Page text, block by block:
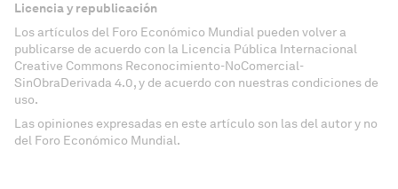
Licencia y republicación
Los artículos del Foro Económico Mundial pueden volver a
publicarse de acuerdo con la Licencia Pública Internacional
Creative Commons Reconocimiento-NoComercial-
SinObraDerivada 4.0, y de acuerdo con nuestras condiciones de
uso.
Las opiniones expresadas en este artículo son las del autor y no
del Foro Económico Mundial.